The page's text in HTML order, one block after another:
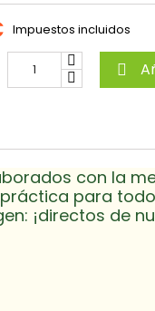
Impuestos incluidos

con la
para
¡directos de